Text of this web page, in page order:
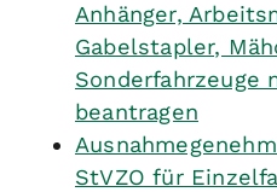
Anhänger,
Gabelstapler,
Sonderfahrzeuge
beantragen
StVZO für